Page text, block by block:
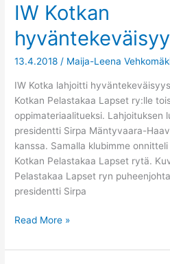
IW Kotkan
13.4.2018 / Maija-Leena
IW Kotka lahjoitti
Kotkan Pelastakaa Lapset ry:lle
oppimateriaalitueksi. Lahjoituksen
presidentti Sirpa Mäntyvaara-
kanssa. Samalla klubimme
Kotkan Pelastakaa Lapset rytä.
Pelastakaa Lapset ryn
presidentti Sirpa
IW
Kotkan
hyväntekeväisyyslahjoitus
Read More »